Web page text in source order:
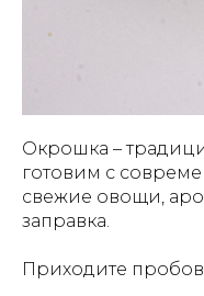
Окрошка –
готовим с
свежие овощи,
заправка.
Приходите